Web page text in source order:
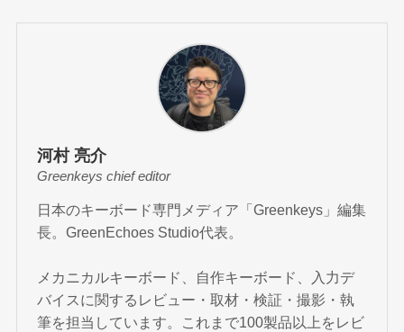
河村 亮介
Greenkeys chief editor
日本のキーボード専門メディア「Greenkeys」編集
長。GreenEchoes Studio代表。
メカニカルキーボード、自作キーボード、入力デ
バイスに関するレビュー・取材・検証・撮影・執
筆を担当しています。これまで100製品以上をレビ